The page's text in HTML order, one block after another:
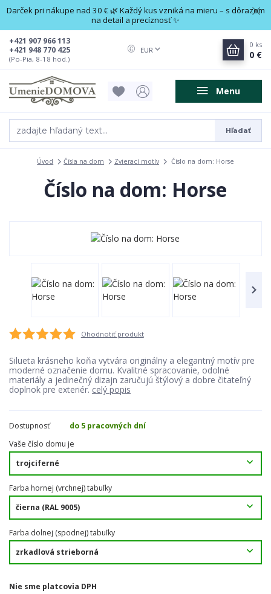
Darček pri nákupe nad 30 € 🌿 Každý kus vzniká na mieru – s dôrazom
na detail a precíznosť ✨
Menu
EUR
Hľadať
+421 948 770 425
+421 907 966 113
(Po-Pia, 8-18 hod.)
0 ks
0 €
Úvod Čísla na dom Zvierací motív Číslo na dom: Horse
Číslo na dom: Horse
Ohodnotiť produkt
Silueta krásneho koňa vytvára originálny a elegantný motív pre
moderné označenie domu. Kvalitné spracovanie, odolné
materiály a jedinečný dizajn zaručujú štýlový a dobre čitateľný
doplnok pre exteriér. celý popis
Dostupnosť
do 5 pracovných dní
Vaše číslo domu je
Farba hornej (vrchnej) tabuľky
Farba dolnej (spodnej) tabuľky
Nie sme platcovia DPH